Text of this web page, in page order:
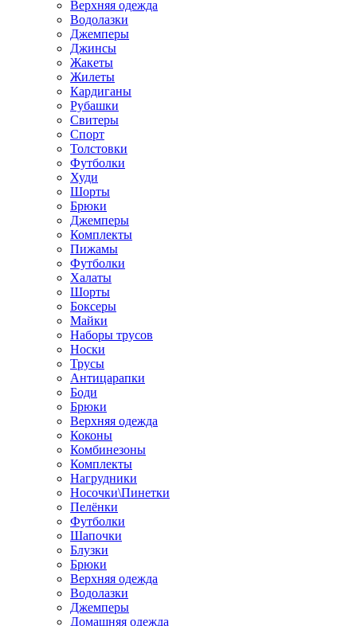
Верхняя одежда
Водолазки
Джемперы
Джинсы
Жакеты
Жилеты
Кардиганы
Рубашки
Свитеры
Спорт
Толстовки
Футболки
Худи
Шорты
Брюки
Джемперы
Комплекты
Пижамы
Футболки
Халаты
Шорты
Боксеры
Майки
Наборы трусов
Носки
Трусы
Антицарапки
Боди
Брюки
Верхняя одежда
Коконы
Комбинезоны
Комплекты
Нагрудники
Носочки\Пинетки
Пелёнки
Футболки
Шапочки
Блузки
Брюки
Верхняя одежда
Водолазки
Джемперы
Домашняя одежда